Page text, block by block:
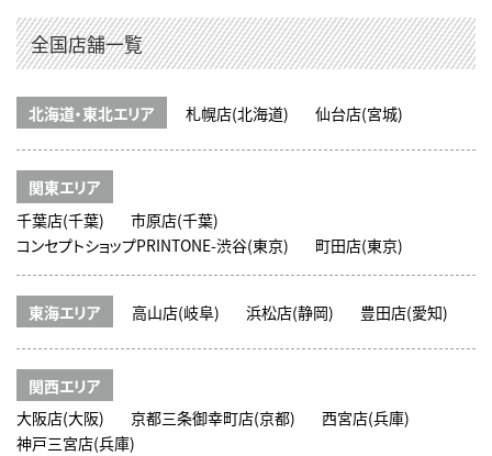
全国店舗一覧
北海道・東北エリア 札幌店(北海道) 仙台店(宮城)
関東エリア
千葉店(千葉)
市原店(千葉)
コンセプトショップPRINTONE-渋谷(東京)
町田店(東京)
東海エリア 高山店(岐阜) 浜松店(静岡) 豊田店(愛知)
関西エリア
大阪店(大阪)
京都三条御幸町店(京都)
西宮店(兵庫)
神戸三宮店(兵庫)